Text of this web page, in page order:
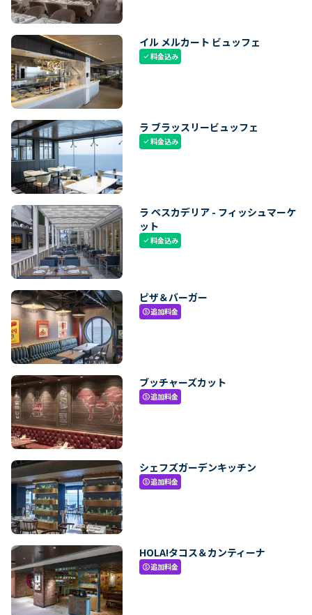
イル メルカート ビュッフェ
check料金込み
ラ ブラッスリービュッフェ
check料金込み
ラ ペスカデリア - フィッシュマーケ
ット
check料金込み
ピザ＆バーガー
paid追加料金
ブッチャーズカット
paid追加料金
シェフズガーデンキッチン
paid追加料金
HOLA!タコス＆カンティーナ
paid追加料金